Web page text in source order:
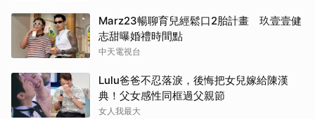
Marz23暢聊育兒經鬆口2胎計畫 玖壹壹健
志甜曝婚禮時間點
中天電視台
Lulu爸爸不忍落淚，後悔把女兒嫁給陳漢
典！父女感性同框過父親節
女人我最大